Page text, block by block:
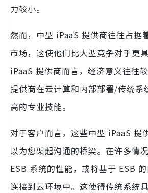
力较小。
然而，中型 iPaaS 提供商往往占据
市场，这使他们比大型竞争对手更
iPaaS 提供商而言，经济意义往往
提供商在云计算和内部部署/传统系
高的专业技能。
对于客户而言，这些中型 iPaaS 提
以为您架起沟通的桥梁。在许多情
ESB 系统的性能，或将基于 ESB
连接到云环境中。这使得传统系统